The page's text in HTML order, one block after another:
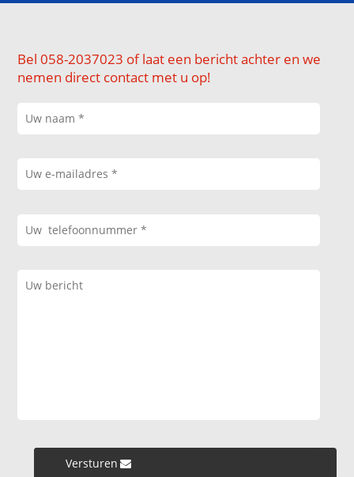
Bel 058-2037023 of laat een bericht achter en we
nemen direct contact met u op!
Versturen »